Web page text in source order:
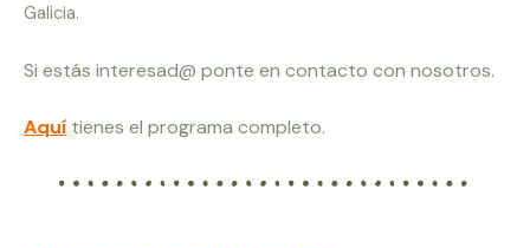
Galicia.
Si estás interesad@ ponte en contacto con nosotros.
Aquí tienes el programa completo.